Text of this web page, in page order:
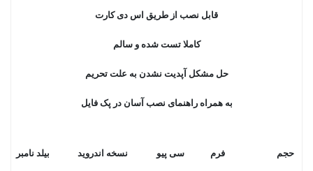
قابل نصب از طریق اس دی کارت
کاملا تست شده و سالم
حل مشکل آپدیت نشدن به علت تحریم
به همراه راهنمای نصب آسان در پک فایل
حجم فرم سی پیو نسخه اندروید بیلد نامبر